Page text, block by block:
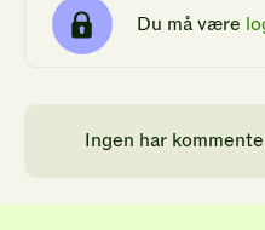
Du må være
Ingen har